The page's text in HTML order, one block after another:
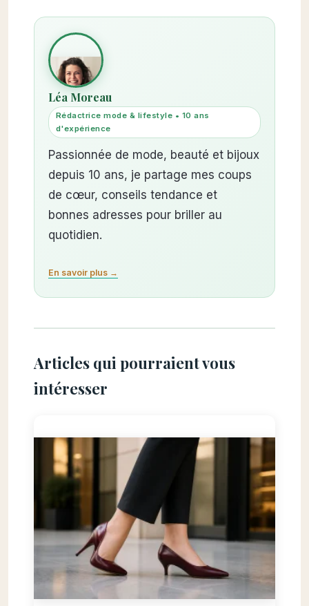
Léa Moreau
Rédactrice mode & lifestyle • 10 ans
d'expérience
Passionnée de mode, beauté et bijoux
depuis 10 ans, je partage mes coups
de cœur, conseils tendance et
bonnes adresses pour briller au
quotidien.
En savoir plus →
Articles qui pourraient vous
intéresser